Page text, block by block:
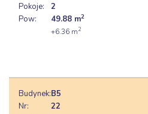
Pokoje:
Pow:
2
49.88 m2
+6.36 m2
Budynek:
Nr:
B5
22